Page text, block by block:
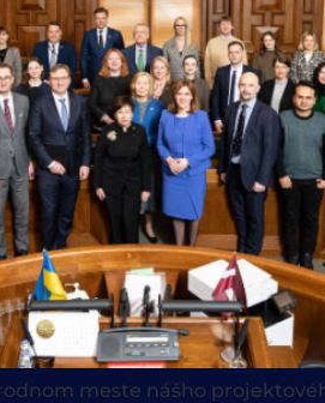
meste nášho